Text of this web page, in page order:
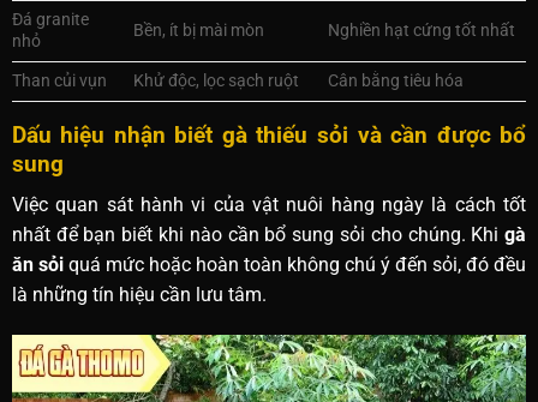
Đá granite
nhỏ
Bền, ít bị mài mòn Nghiền hạt cứng tốt nhất
Than củi vụn Khử độc, lọc sạch ruột Cân bằng tiêu hóa
Dấu hiệu nhận biết gà thiếu sỏi và cần được bổ
sung
Việc quan sát hành vi của vật nuôi hàng ngày là cách tốt
nhất để bạn biết khi nào cần bổ sung sỏi cho chúng. Khigà
ăn sỏiquá mức hoặc hoàn toàn không chú ý đến sỏi, đó đều
là những tín hiệu cần lưu tâm.